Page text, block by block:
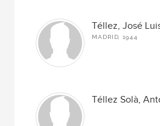
Prologuista
Traductor
Téllez, José
MADRID, 1944
Téllez Solà,